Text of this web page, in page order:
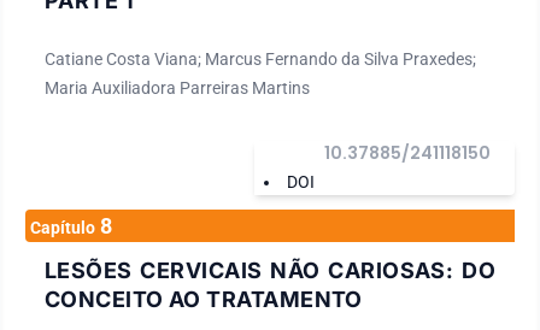
Catiane Costa Viana; Marcus Fernando da Silva Praxedes;
Maria Auxiliadora Parreiras Martins
DOI
10.37885/241118150
Capítulo 8
LESÕES CERVICAIS NÃO CARIOSAS: DO
CONCEITO AO TRATAMENTO